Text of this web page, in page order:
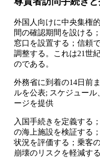
外国人向けに中央集権
間の確認期間を設ける
窓口を設置する；信頼
調整する。これは21世
のである。
外務省に到着の14日前
ルを公表; スケジュー
ージを提供
入国手続きを定義する
の海上施設を検証する
状況を評価する；乗客
崩壊のリスクを軽減する